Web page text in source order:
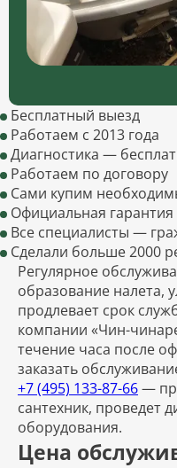
Бесплатный выезд
Работаем с 2013 года
Диагностика —
Работаем по договору
Сами купим
Официальная гарантия
Все специалисты —
Сделали больше 2000
Регулярное
образование налета,
продлевает срок
компании «Чин-
течение часа после
заказать
+7 (495) 133-87-66—
сантехник, проведет
оборудования.
Цена